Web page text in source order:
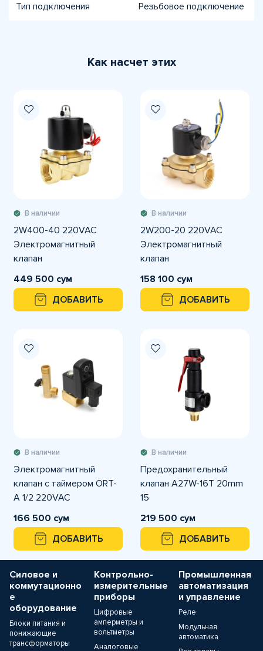
Тип подключения Резьбовое подключение
Как насчет этих
В наличии
2W400-40 220VAC
Электромагнитный
клапан
449 500 сум
ДОБАВИТЬ
В наличии
2W200-20 220VAC
Электромагнитный
клапан
158 100 сум
ДОБАВИТЬ
В наличии
Электромагнитный
клапан с таймером ORT-
A 1/2 220VAC
166 500 сум
ДОБАВИТЬ
В наличии
Предохранительный
клапан A27W-16T 20mm
15
219 500 сум
ДОБАВИТЬ
Силовое и
коммутационно
е
оборудование
Блоки питания и
понижающие
трансформаторы
Контрольно-
измерительные
приборы
Цифровые
амперметры и
вольтметры
Аналоговые
Промышленная
автоматизация
и управление
Реле
Модульная
автоматика